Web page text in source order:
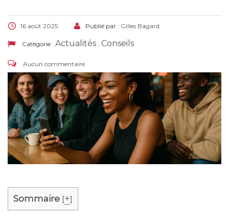
16 août 2025 Publié par : Gilles Bagard
Catégorie : Actualités , Conseils
Aucun commentaire
Sommaire [+]